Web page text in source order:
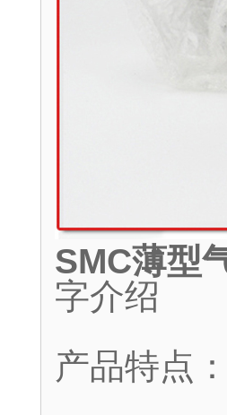
SMC薄型
字介绍
产品特点